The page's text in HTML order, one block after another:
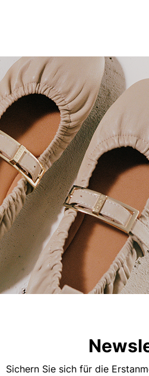
Sichern Sie sich für die